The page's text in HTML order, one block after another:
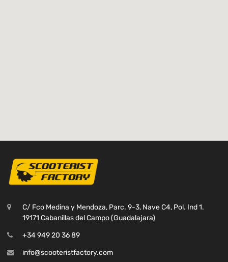
C/ Fco Medina y Mendoza, Parc. 9-3, Nave C4, Pol. Ind 1.
19171 Cabanillas del Campo (Guadalajara)
+34 949 20 36 89
info@scooteristfactory.com